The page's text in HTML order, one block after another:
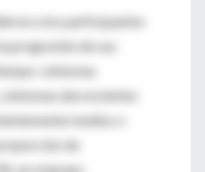
a los participantes
progresión de sus
síntomas
decrecientes
medios o
de